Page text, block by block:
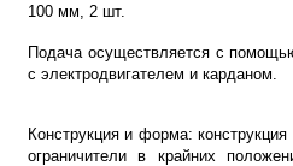
100 мм, 2 шт.
Подача осуществляется с
с электродвигателем и карданом.
Конструкция и форма:
ограничители в крайних